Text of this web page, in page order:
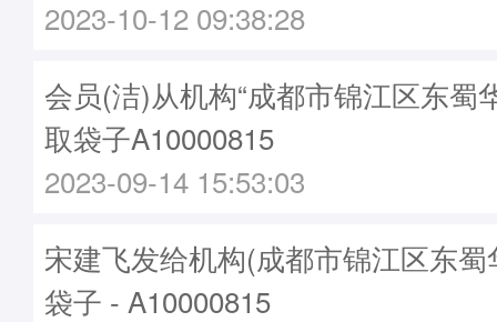
2023-10-12 09:38:28
会员(洁)从机构“成都市锦江区东蜀
取袋子A10000815
2023-09-14 15:53:03
宋建飞发给机构(成都市锦江区东
袋子 - A10000815